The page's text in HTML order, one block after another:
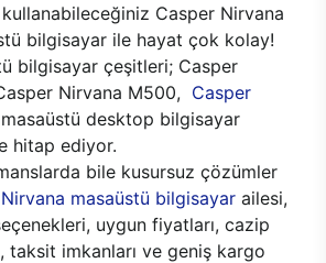
Casper Nirvana
bilgisayar ile hayat çok kolay!
bilgisayar çeşitleri; Casper
Nirvana M500, Casper
desktop bilgisayar
hitap ediyor.
bile kusursuz çözümler
masaüstü bilgisayar ailesi,
uygun fiyatları, cazip
taksit imkanları ve geniş kargo